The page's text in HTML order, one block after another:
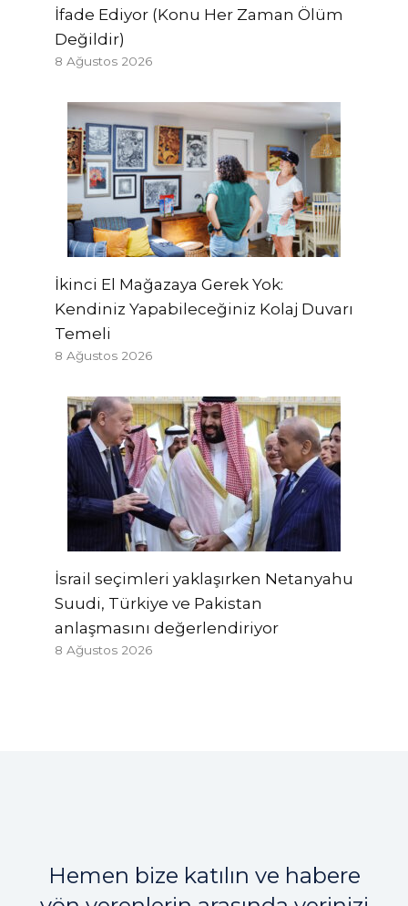
İfade Ediyor (Konu Her Zaman Ölüm
Değildir)
8 Ağustos 2026
İkinci El Mağazaya Gerek Yok:
Kendiniz Yapabileceğiniz Kolaj Duvarı
Temeli
8 Ağustos 2026
İsrail seçimleri yaklaşırken Netanyahu
Suudi, Türkiye ve Pakistan
anlaşmasını değerlendiriyor
8 Ağustos 2026
Hemen bize katılın ve habere